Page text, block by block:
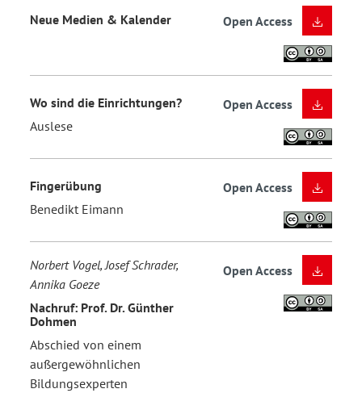
Neue Medien & Kalender Open Access
Wo sind die Einrichtungen?
Auslese
Open Access
Fingerübung
Benedikt Eimann
Open Access
Norbert Vogel, Josef Schrader,
Annika Goeze
Nachruf: Prof. Dr. Günther
Dohmen
Abschied von einem
außergewöhnlichen
Bildungsexperten
Open Access